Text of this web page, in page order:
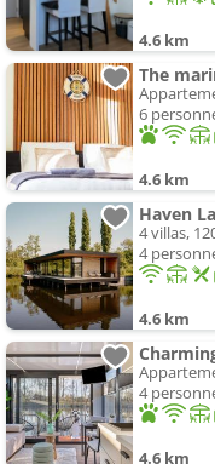
4.6 km
6
4.6 km
Haven
4 villas,
4
4.6 km
4
4.6 km